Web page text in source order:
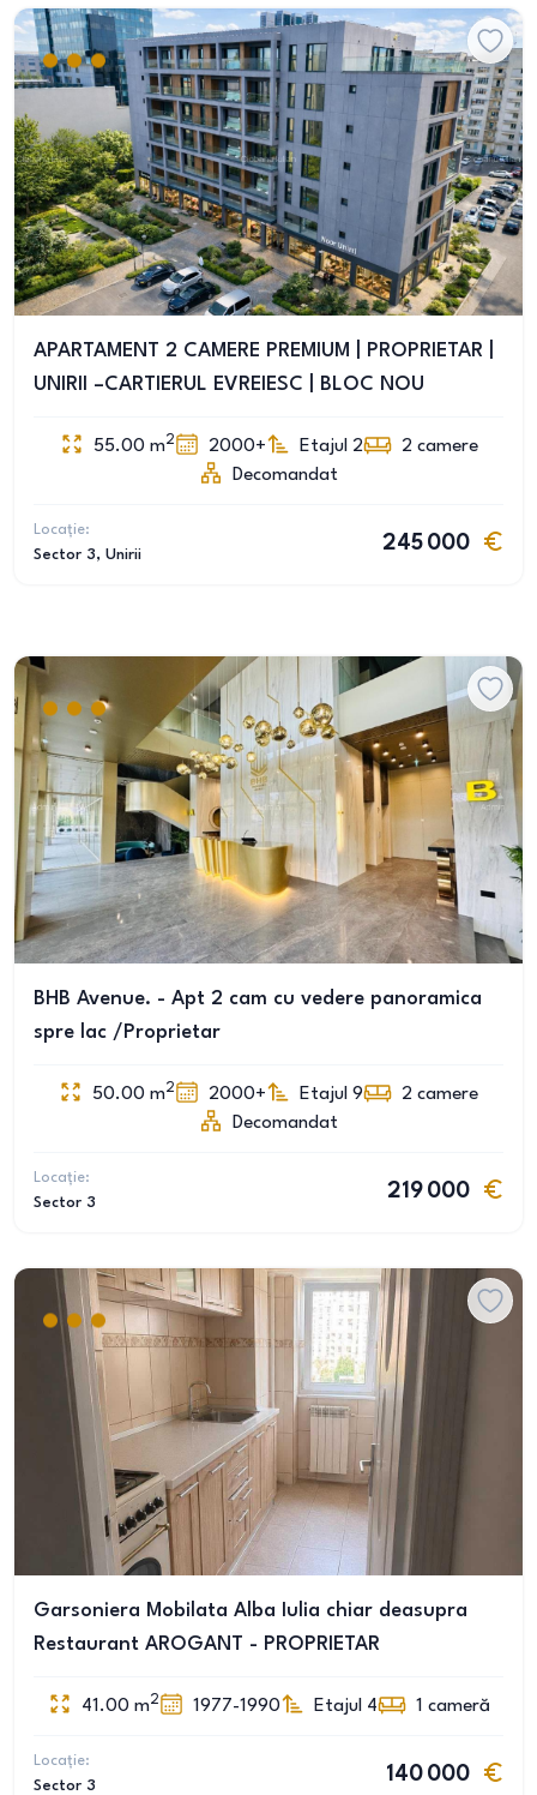
APARTAMENT 2 CAMERE PREMIUM | PROPRIETAR |
UNIRII –CARTIERUL EVREIESC | BLOC NOU
55.00 m2 2000+ Etajul 2 2 camere
Decomandat
Locație:
Sector 3, Unirii
245 000
BHB Avenue. - Apt 2 cam cu vedere panoramica
spre lac /Proprietar
50.00 m2 2000+ Etajul 9 2 camere
Decomandat
Locație:
Sector 3
219 000
Garsoniera Mobilata Alba Iulia chiar deasupra
Restaurant AROGANT - PROPRIETAR
41.00 m2 1977-1990 Etajul 4 1 cameră
Locație:
Sector 3
140 000